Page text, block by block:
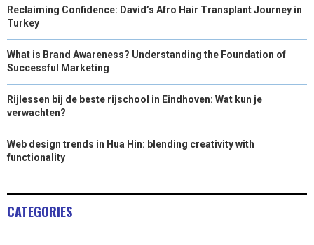
Reclaiming Confidence: David’s Afro Hair Transplant Journey in
Turkey
What is Brand Awareness? Understanding the Foundation of
Successful Marketing
Rijlessen bij de beste rijschool in Eindhoven: Wat kun je
verwachten?
Web design trends in Hua Hin: blending creativity with
functionality
CATEGORIES